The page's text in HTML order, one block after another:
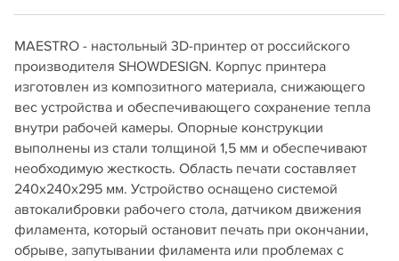
MAESTRO - настольный 3D-принтер от российского
производителя SHOWDESIGN. Корпус принтера
изготовлен из композитного материала, снижающего
вес устройства и обеспечивающего сохранение тепла
внутри рабочей камеры. Опорные конструкции
выполнены из стали толщиной 1,5 мм и обеспечивают
необходимую жесткость. Область печати составляет
240х240х295 мм. Устройство оснащено системой
автокалибровки рабочего стола, датчиком движения
филамента, который остановит печать при окончании,
обрыве, запутывании филамента или проблемах с